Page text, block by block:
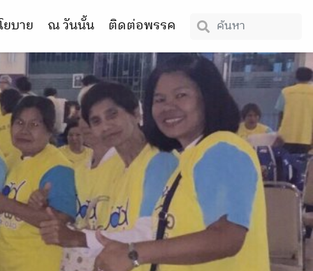
ยบาย ณ วันนั้น ติดต่อพรรค